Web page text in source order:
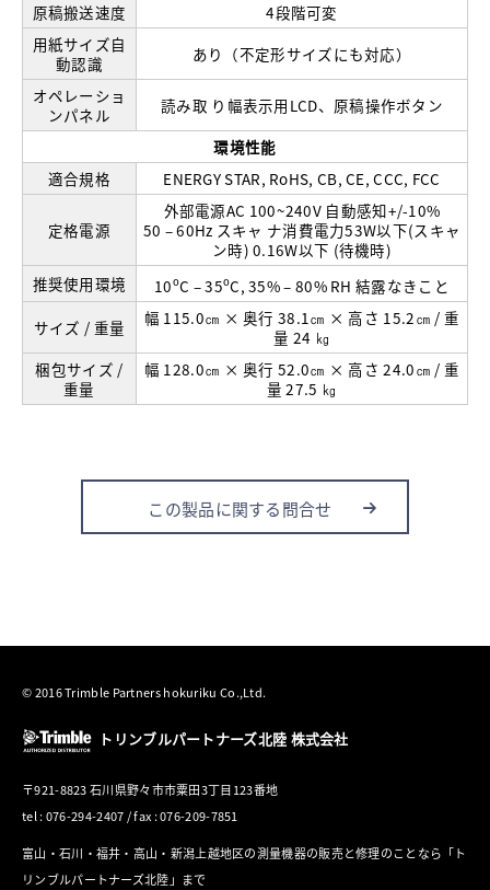
原稿搬送速度
4段階可変
用紙サイズ自
動認識
あり（不定形サイズにも対応）
オペレーショ
ンパネル
読み取 り幅表示用LCD、原稿操作ボタン
環境性能
適合規格
ENERGY STAR, RoHS, CB, CE, CCC, FCC
定格電源
外部電源AC 100~240V 自動感知+/-10%
50 – 60Hz スキャ ナ消費電力53W以下(スキャ
ン時) 0.16W以下 (待機時)
推奨使用環境
10oC – 35oC, 35% – 80% RH 結露なきこと
サイズ / 重量
幅 115.0㎝ × 奥行 38.1㎝ × 高さ 15.2㎝ / 重
量 24 ㎏
梱包サイズ /
重量
幅 128.0㎝ × 奥行 52.0㎝ × 高さ 24.0㎝ / 重
量 27.5 ㎏
この製品に関する問合せ
© 2016 Trimble Partners hokuriku Co.,Ltd.
トリンブルパートナーズ北陸 株式会社
〒921-8823 石川県野々市市粟田3丁目123番地
tel : 076-294-2407 / fax : 076-209-7851
富山・石川・福井・高山・新潟上越地区の測量機器の販売と修理のことなら「ト
リンブルパートナーズ北陸」まで